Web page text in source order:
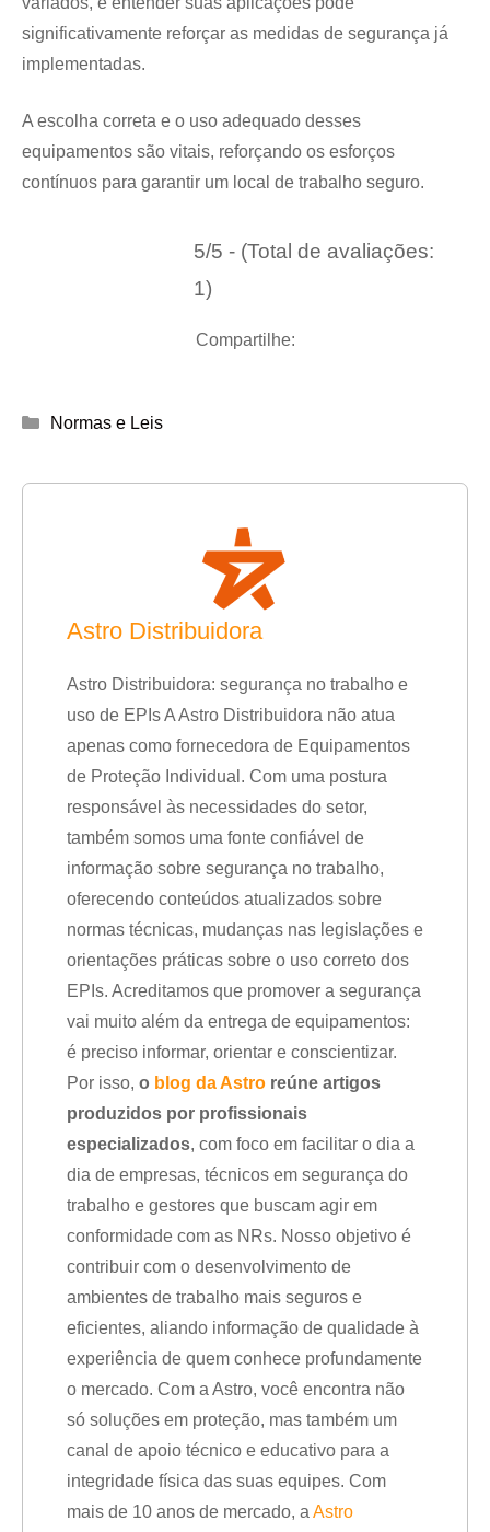
significativamente reforçar as medidas de segurança já
implementadas.
A escolha correta e o uso adequado desses
equipamentos são vitais, reforçando os esforços
contínuos para garantir um local de trabalho seguro.
5/5 - (Total de avaliações:
1)
Compartilhe:
Categorias
Normas e Leis
Astro Distribuidora
Astro Distribuidora: segurança no trabalho e
uso de EPIs A Astro Distribuidora não atua
apenas como fornecedora de Equipamentos
de Proteção Individual. Com uma postura
responsável às necessidades do setor,
também somos uma fonte confiável de
informação sobre segurança no trabalho,
oferecendo conteúdos atualizados sobre
normas técnicas, mudanças nas legislações e
orientações práticas sobre o uso correto dos
EPIs. Acreditamos que promover a segurança
vai muito além da entrega de equipamentos:
é preciso informar, orientar e conscientizar.
Por isso, o blog da Astro reúne artigos
produzidos por profissionais
especializados, com foco em facilitar o dia a
dia de empresas, técnicos em segurança do
trabalho e gestores que buscam agir em
conformidade com as NRs. Nosso objetivo é
contribuir com o desenvolvimento de
ambientes de trabalho mais seguros e
eficientes, aliando informação de qualidade à
experiência de quem conhece profundamente
o mercado. Com a Astro, você encontra não
só soluções em proteção, mas também um
canal de apoio técnico e educativo para a
integridade física das suas equipes. Com
mais de 10 anos de mercado, a Astro